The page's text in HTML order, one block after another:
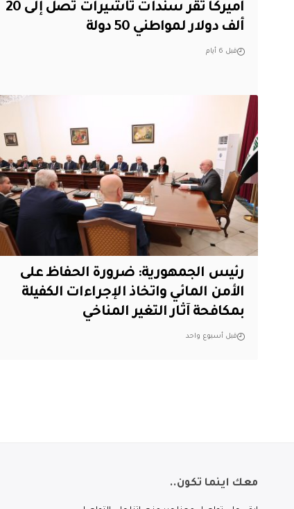
أميركا تقر سندات تأشيرات تصل إلى 20
ألف دولار لمواطني 50 دولة
قبل 6 أيام
رئيس الجمهورية: ضرورة الحفاظ على
الأمن المائي واتخاذ الإجراءات الكفيلة
بمكافحة آثار التغير المناخي
قبل أسبوع واحد
معك اينما تكون..